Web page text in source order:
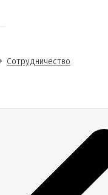
Сотрудничество